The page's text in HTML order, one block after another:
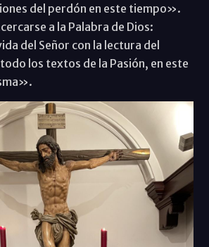
del perdón en este tiempo».
a la Palabra de Dios:
del Señor con la lectura del
los textos de la Pasión, en este